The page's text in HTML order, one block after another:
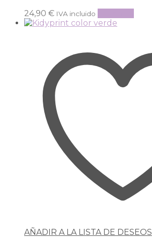
24,90 € IVA incluido
AÑADIR A LA LISTA DE DESEOS